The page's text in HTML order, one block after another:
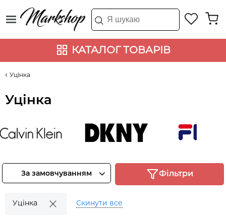
КАТАЛОГ ТОВАРІВ
Уцінка
Уцінка
Переглянте
Переглянте
товари
За замовчуванням Фільтри
Уцінка Скинути все